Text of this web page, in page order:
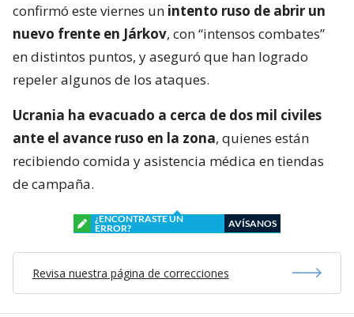
confirmó este viernes un intento ruso de abrir un
nuevo frente en Járkov, con “intensos combates”
en distintos puntos, y aseguró que han logrado
repeler algunos de los ataques.
Ucrania ha evacuado a cerca de dos mil civiles
ante el avance ruso en la zona, quienes están
recibiendo comida y asistencia médica en tiendas
de campaña.
¿ENCONTRASTE UN
ERROR?
AVÍSANOS
Revisa nuestra página de correcciones